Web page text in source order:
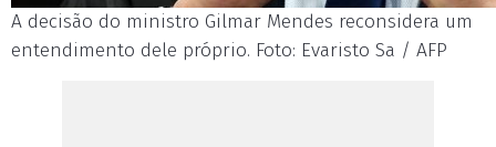
A decisão do ministro Gilmar Mendes reconsidera um
entendimento dele próprio. Foto: Evaristo Sa / AFP